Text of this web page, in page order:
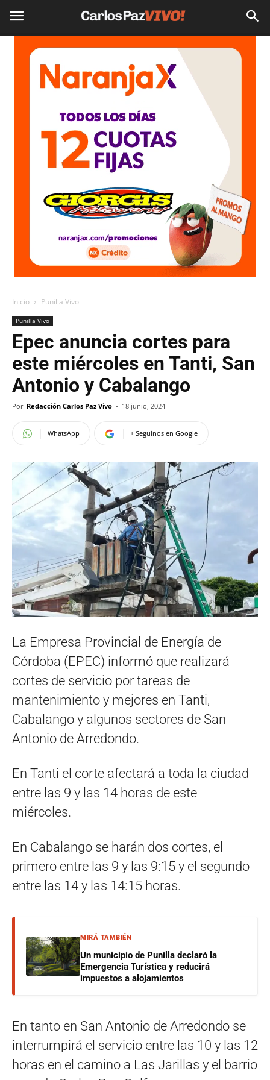
Inicio Punilla Vivo
Punilla Vivo
Epec anuncia cortes para
este miércoles en Tanti, San
Antonio y Cabalango
Por Redacción Carlos Paz Vivo - 18 junio, 2024
WhatsApp + Seguinos en Google
La Empresa Provincial de Energía de
Córdoba (EPEC) informó que realizará
cortes de servicio por tareas de
mantenimiento y mejores en Tanti,
Cabalango y algunos sectores de San
Antonio de Arredondo.
En Tanti el corte afectará a toda la ciudad
entre las 9 y las 14 horas de este
miércoles.
En Cabalango se harán dos cortes, el
primero entre las 9 y las 9:15 y el segundo
entre las 14 y las 14:15 horas.
MIRÁ TAMBIÉN
Un municipio de Punilla declaró la
Emergencia Turística y reducirá
impuestos a alojamientos
En tanto en San Antonio de Arredondo se
interrumpirá el servicio entre las 10 y las 12
horas en el camino a Las Jarillas y el barrio